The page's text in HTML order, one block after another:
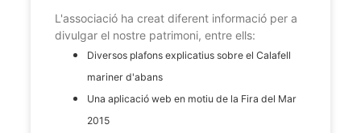
L'associació ha creat diferent informació per a
divulgar el nostre patrimoni, entre ells:
Diversos plafons explicatius sobre el Calafell
mariner d'abans
Una aplicació web en motiu de la Fira del Mar
2015